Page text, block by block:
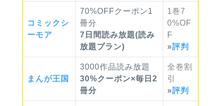
コミック シ
ーモア
70%OFFクーポン1
冊分
7日間読み放題(読み
放題プラン)
1巻7
0%OF
F
»評判
まんが王国
3000作品読み放題
30%クーポン×毎日2
冊分
全巻割
引
»評判